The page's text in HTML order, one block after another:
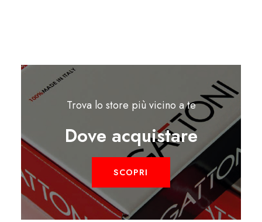
Trova lo store più vicino a te
Dove acquistare
SCOPRI